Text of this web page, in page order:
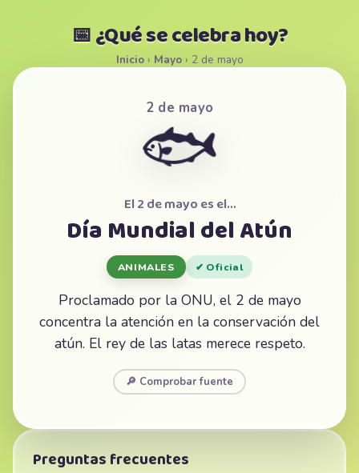
📅 ¿Qué se celebra hoy?
Inicio› Mayo› 2 de mayo
2 de mayo
🐟
El 2 de mayo es el…
Día Mundial del Atún
ANIMALES ✔ Oficial
Proclamado por la ONU, el 2 de mayo
concentra la atención en la conservación del
atún. El rey de las latas merece respeto.
🔎 Comprobar fuente
Preguntas frecuentes